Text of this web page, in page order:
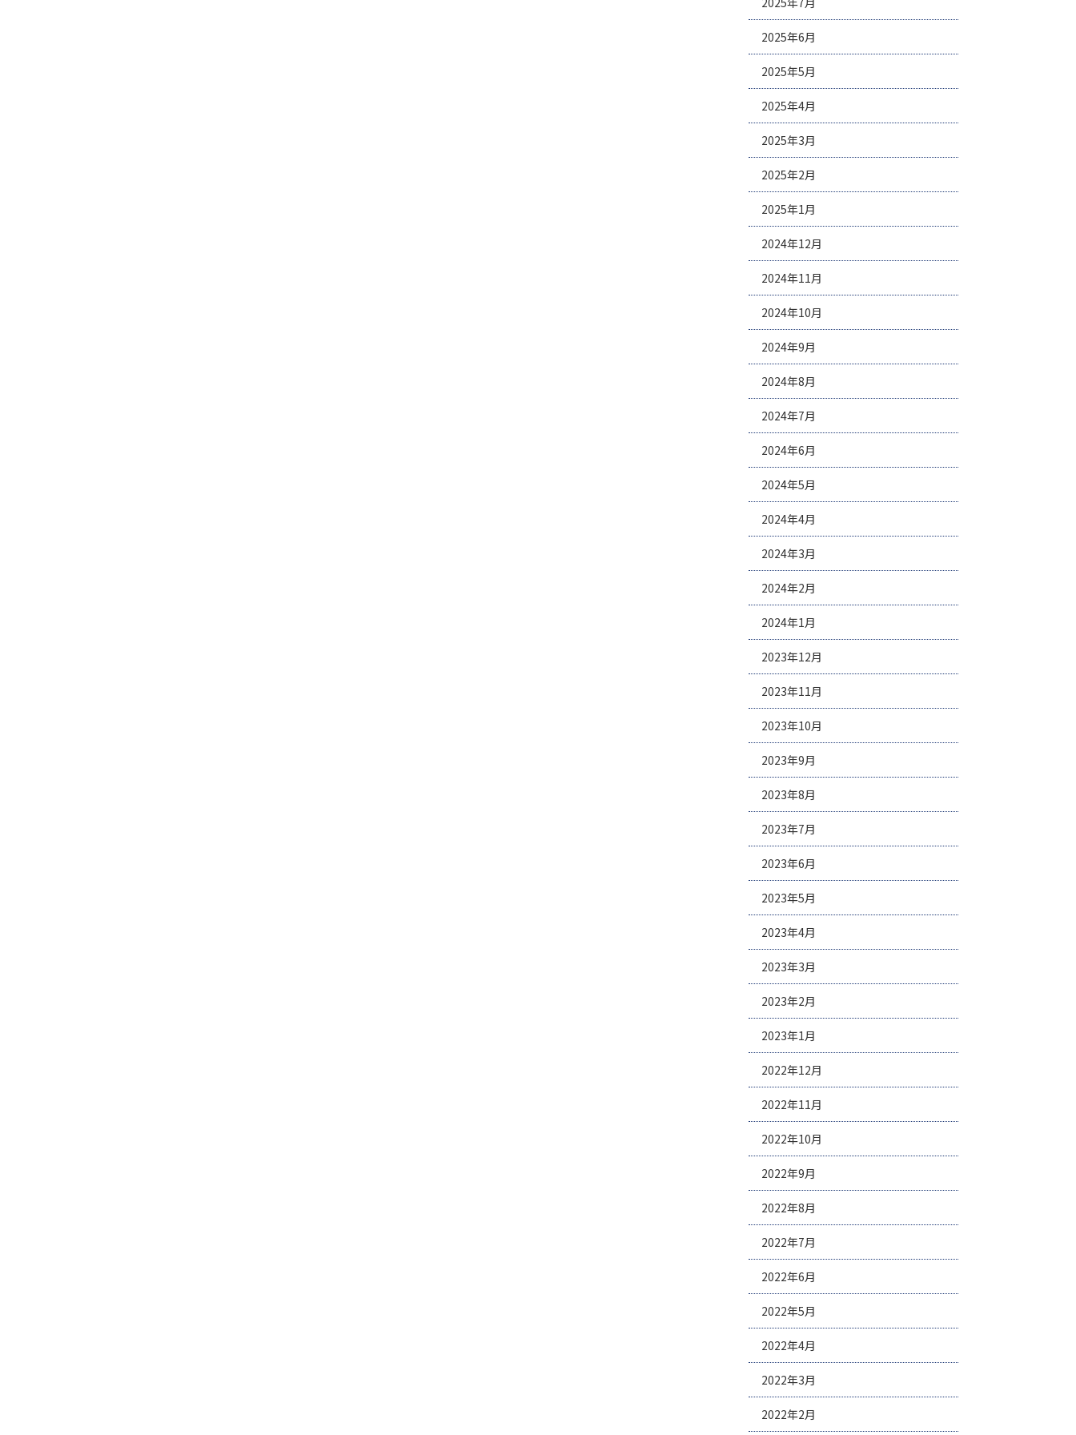
2025年6月
2025年5月
2025年4月
2025年3月
2025年2月
2025年1月
2024年12月
2024年11月
2024年10月
2024年9月
2024年8月
2024年7月
2024年6月
2024年5月
2024年4月
2024年3月
2024年2月
2024年1月
2023年12月
2023年11月
2023年10月
2023年9月
2023年8月
2023年7月
2023年6月
2023年5月
2023年4月
2023年3月
2023年2月
2023年1月
2022年12月
2022年11月
2022年10月
2022年9月
2022年8月
2022年7月
2022年6月
2022年5月
2022年4月
2022年3月
2022年2月